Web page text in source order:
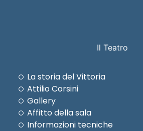
Il Teatro
La storia del Vittoria
Attilio Corsini
Gallery
Affitto della sala
Informazioni tecniche